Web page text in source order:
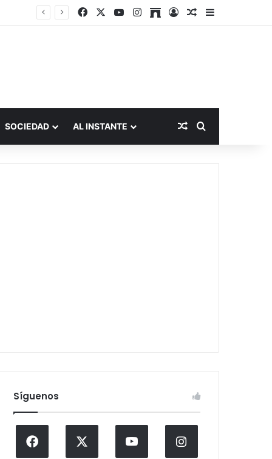
FacebookYouTubeInstagram
ArchiveAccesoPublicación al
Barra lateral
SOCIEDAD AL INSTANTE Publicación al
Buscar por
Síguenos